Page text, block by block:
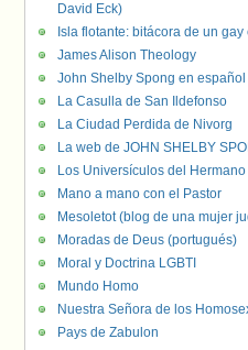
David Eck)
Isla flotante: bitácora de un gay
James Alison Theology
John Shelby Spong en español
La Casulla de San Ildefonso
La Ciudad Perdida de Nivorg
La web de JOHN SHELBY
Los Universículos del
Mano a mano con el Pastor
Mesoletot (blog de una mujer
Moradas de Deus (portugués)
Moral y Doctrina LGBTI
Mundo Homo
Nuestra Señora de los
Pays de Zabulon